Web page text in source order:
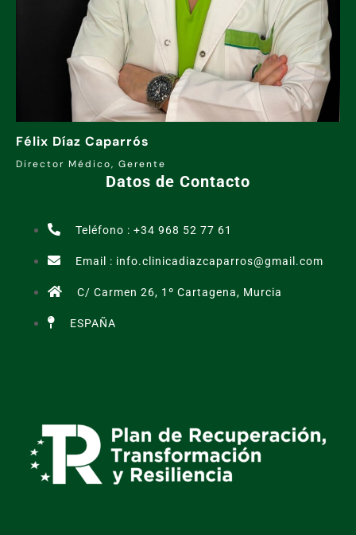
Félix Díaz Caparrós
Director Médico, Gerente
Datos de Contacto
Teléfono : +34 968 52 77 61
Email : info.clinicadiazcaparros@gmail.com
C/ Carmen 26, 1º Cartagena, Murcia
ESPAÑA